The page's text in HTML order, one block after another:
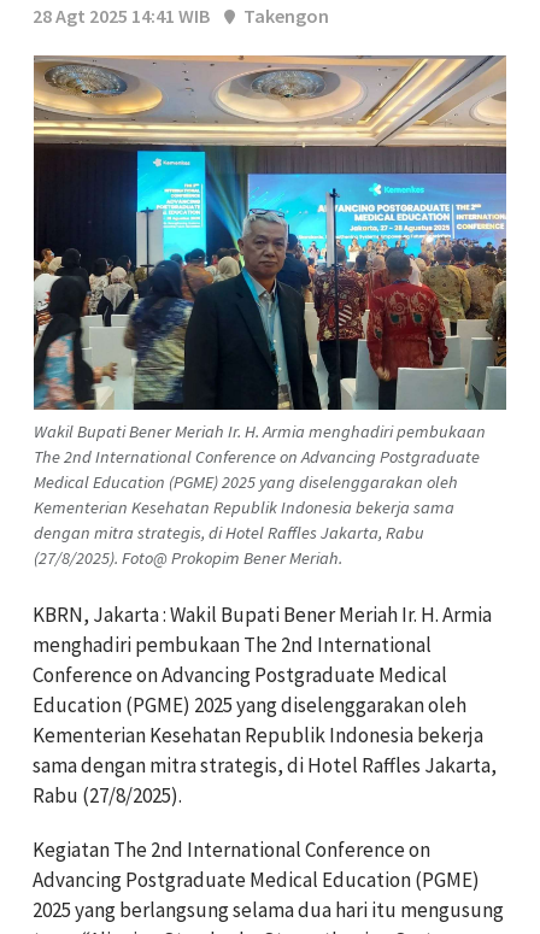
28 Agt 2025 14:41 WIB
Takengon
Wakil Bupati Bener Meriah Ir. H. Armia menghadiri pembukaan
The 2nd International Conference on Advancing Postgraduate
Medical Education (PGME) 2025 yang diselenggarakan oleh
Kementerian Kesehatan Republik Indonesia bekerja sama
dengan mitra strategis, di Hotel Raffles Jakarta, Rabu
(27/8/2025). Foto@ Prokopim Bener Meriah.
KBRN, Jakarta : Wakil Bupati Bener Meriah Ir. H. Armia
menghadiri pembukaan The 2nd International
Conference on Advancing Postgraduate Medical
Education (PGME) 2025 yang diselenggarakan oleh
Kementerian Kesehatan Republik Indonesia bekerja
sama dengan mitra strategis, di Hotel Raffles Jakarta,
Rabu (27/8/2025).
Kegiatan The 2nd International Conference on
Advancing Postgraduate Medical Education (PGME)
2025 yang berlangsung selama dua hari itu mengusung